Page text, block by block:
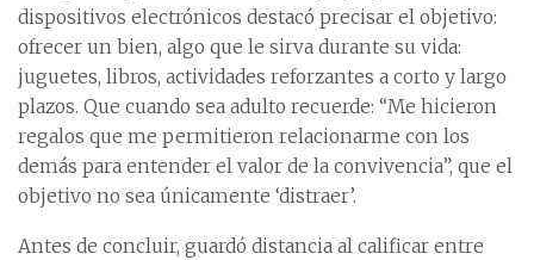
dispositivos electrónicos destacó precisar el objetivo:
ofrecer un bien, algo que le sirva durante su vida:
juguetes, libros, actividades reforzantes a corto y largo
plazos. Que cuando sea adulto recuerde: “Me hicieron
regalos que me permitieron relacionarme con los
demás para entender el valor de la convivencia”, que el
objetivo no sea únicamente ‘distraer’.
Antes de concluir, guardó distancia al calificar entre